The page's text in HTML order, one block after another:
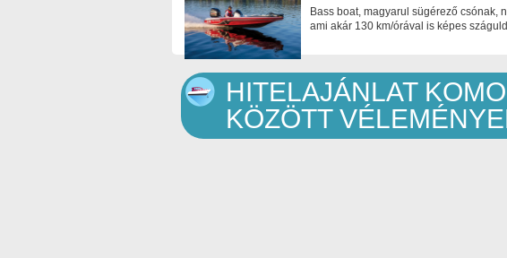
Bass boat, magyarul sügérező csónak,
ami akár 130 km/órával is képes
HITELAJÁNLAT
KÖZÖTT